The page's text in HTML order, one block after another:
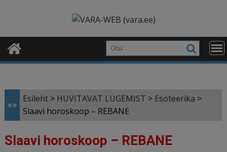
«»
Esileht > HUVITAVAT LUGEMIST > Esoteerika >
Slaavi horoskoop – REBANE
Slaavi horoskoop – REBANE